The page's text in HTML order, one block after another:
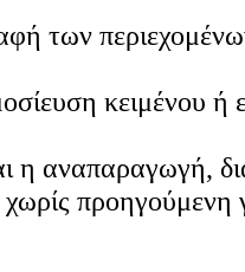
των
κειμένου
η αναπαραγωγή,
χωρίς προηγούμενη